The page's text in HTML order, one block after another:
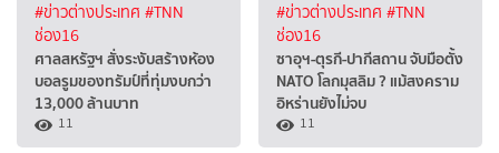
#ข่าวต่างประเทศ #TNN
ช่อง16
ศาลสหรัฐฯ สั่งระงับสร้างห้อง
บอลรูมของทรัมป์ที่ทุ่มงบกว่า
13,000 ล้านบาท
11
#ข่าวต่างประเทศ #TNN
ช่อง16
ซาอุฯ-ตุรกี-ปากีสถาน จับมือตั้ง
NATO โลกมุสลิม ? แม้สงคราม
อิหร่านยังไม่จบ
11